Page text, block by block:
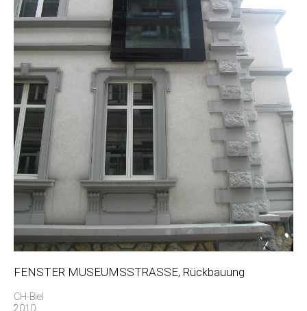
FENSTER MUSEUMSSTRASSE, Rückbauung
CH-Biel
2010